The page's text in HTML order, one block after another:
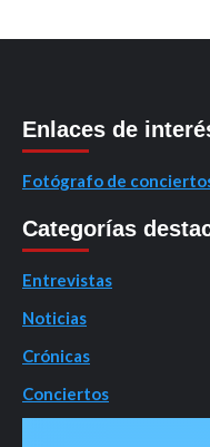
Enlaces de
Fotógrafo de
Categorías
Entrevistas
Noticias
Crónicas
Conciertos